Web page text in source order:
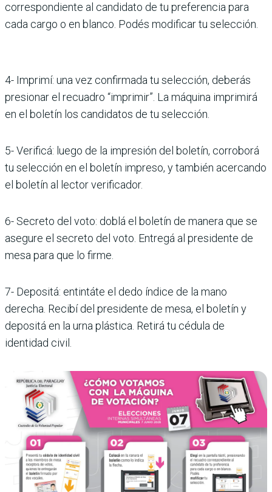
correspondiente al candidato de tu preferencia para
cada cargo o en blanco. Podés modificar tu selección.
4- Imprimí: una vez confirmada tu selección, deberás
presionar el recuadro “imprimir”. La máquina imprimirá
en el boletín los candidatos de tu selección.
5- Verificá: luego de la impresión del boletín, corroborá
tu selección en el boletín impreso, y también acercando
el boletín al lector verificador.
6- Secreto del voto: doblá el boletín de manera que se
asegure el secreto del voto. Entregá al presidente de
mesa para que lo firme.
7- Depositá: entintáte el dedo índice de la mano
derecha. Recibí del presidente de mesa, el boletín y
depositá en la urna plástica. Retirá tu cédula de
identidad civil.